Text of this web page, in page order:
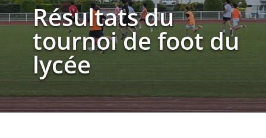
Résultats du
tournoi de foot du
lycée